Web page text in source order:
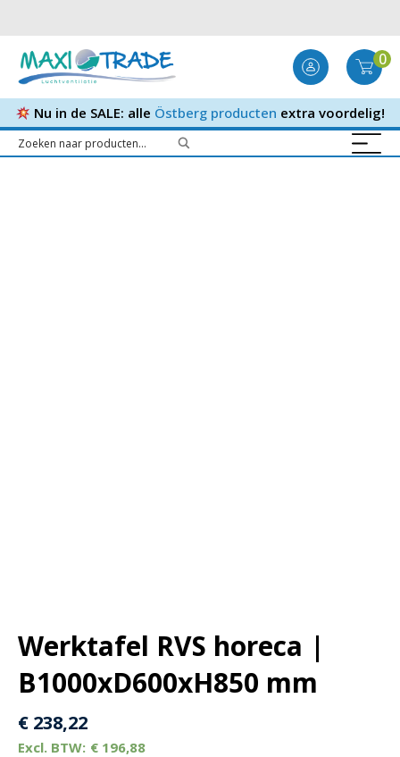
0
Nu in de SALE: alle Östberg producten extra voordelig!
Werktafel RVS horeca |
B1000xD600xH850 mm
€ 238,22
€ 196,88